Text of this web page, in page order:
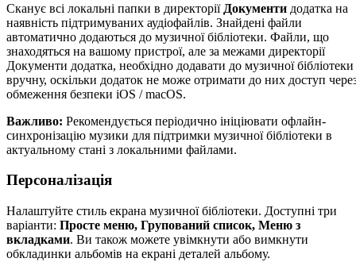
Сканує всі локальні папки в директорії Документи додатка на
наявність підтримуваних аудіофайлів. Знайдені файли
автоматично додаються до музичної бібліотеки. Файли, що
знаходяться на вашому пристрої, але за межами директорії
Документи додатка, необхідно додавати до музичної бібліотеки
вручну, оскільки додаток не може отримати до них доступ
обмеження безпеки iOS / macOS.
Важливо: Рекомендується періодично ініціювати офлайн-
синхронізацію музики для підтримки музичної бібліотеки в
актуальному стані з локальними файлами.
Персоналізація
Налаштуйте стиль екрана музичної бібліотеки. Доступні три
варіанти: Просте меню, Групований список, Меню з
вкладками. Ви також можете увімкнути або вимкнути
обкладинки альбомів на екрані деталей альбому.